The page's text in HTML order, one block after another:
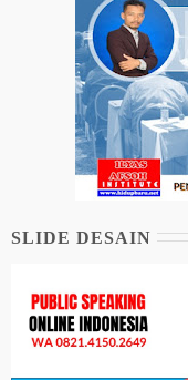
SLIDE DESAIN